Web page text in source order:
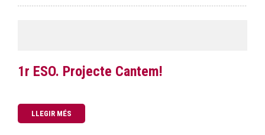
1r ESO. Projecte Cantem!
LLEGIR MÉS